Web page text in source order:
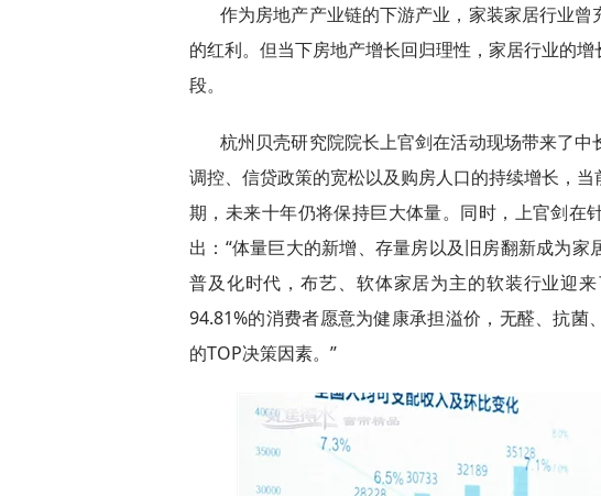
作为房地产产业链的下游产业，家装家居行业
的红利。但当下房地产增长回归理性，家居行业的
段。
杭州贝壳研究院院长上官剑在活动现场带来了
调控、信贷政策的宽松以及购房人口的持续增长，
期，未来十年仍将保持巨大体量。同时，上官剑在
出：“体量巨大的新增、存量房以及旧房翻新成为
普及化时代，布艺、软体家居为主的软装行业迎
94.81%的消费者愿意为健康承担溢价，无醛、抗
的TOP决策因素。”